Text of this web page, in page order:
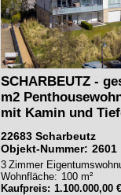
SCHARBEUTZ -
m2
mit Kamin und
22683 Scharbeutz
Objekt-Nummer
2601
Zimmer
3
Wohnfläche
100 m²
Kaufpreis 1.100.000,00 €